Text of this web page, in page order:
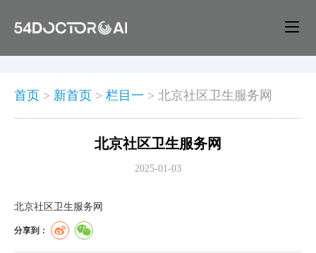
首页 > 新首页 > 栏目一 > 北京社区卫生服务网
北京社区卫生服务网
2025-01-03
北京社区卫生服务网
分享到：